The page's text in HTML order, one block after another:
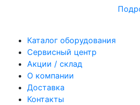
Каталог оборудования
Сервисный центр
Акции / склад
О компании
Доставка
Контакты